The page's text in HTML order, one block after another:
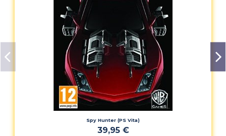
Spy Hunter (PS Vita)
39,95 €